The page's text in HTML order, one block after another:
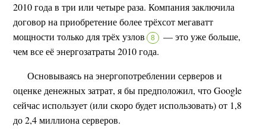
2010 года в три или четыре раза. Компания заключила
договор на приобретение более трёхсот мегаватт
мощности только для трёх узлов
8
— это уже больше,
чем все её энергозатраты 2010 года.
Основываясь на энергопотреблении серверов и
оценке денежных затрат, я бы предположил, что Google
сейчас использует (или скоро будет использовать) от 1,8
до 2,4 миллиона серверов.